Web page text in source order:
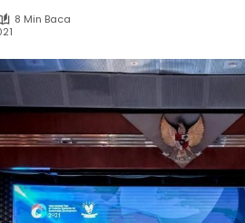
8 Min Baca